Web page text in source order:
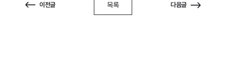
이전글 목록 다음글